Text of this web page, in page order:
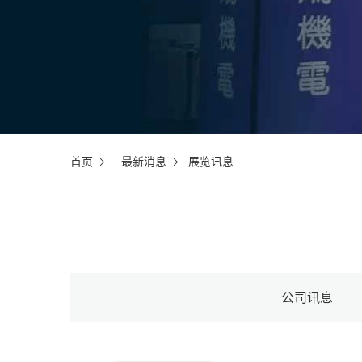
首页 最新消息 展览讯息
公司讯息